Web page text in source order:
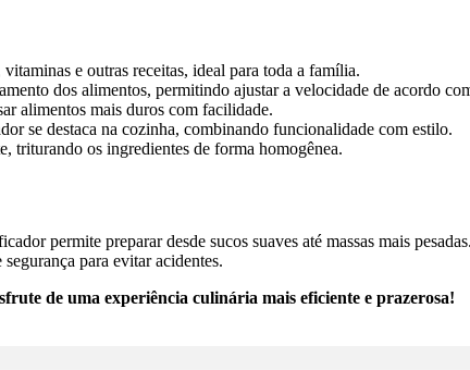
e outras receitas, ideal para toda a família.
dos alimentos, permitindo ajustar a velocidade de acordo
alimentos mais duros com facilidade.
se destaca na cozinha, combinando funcionalidade com estilo.
triturando os ingredientes de forma homogênea.
permite preparar desde sucos suaves até massas mais pesadas.
para evitar acidentes.
de uma experiência culinária mais eficiente e prazerosa!